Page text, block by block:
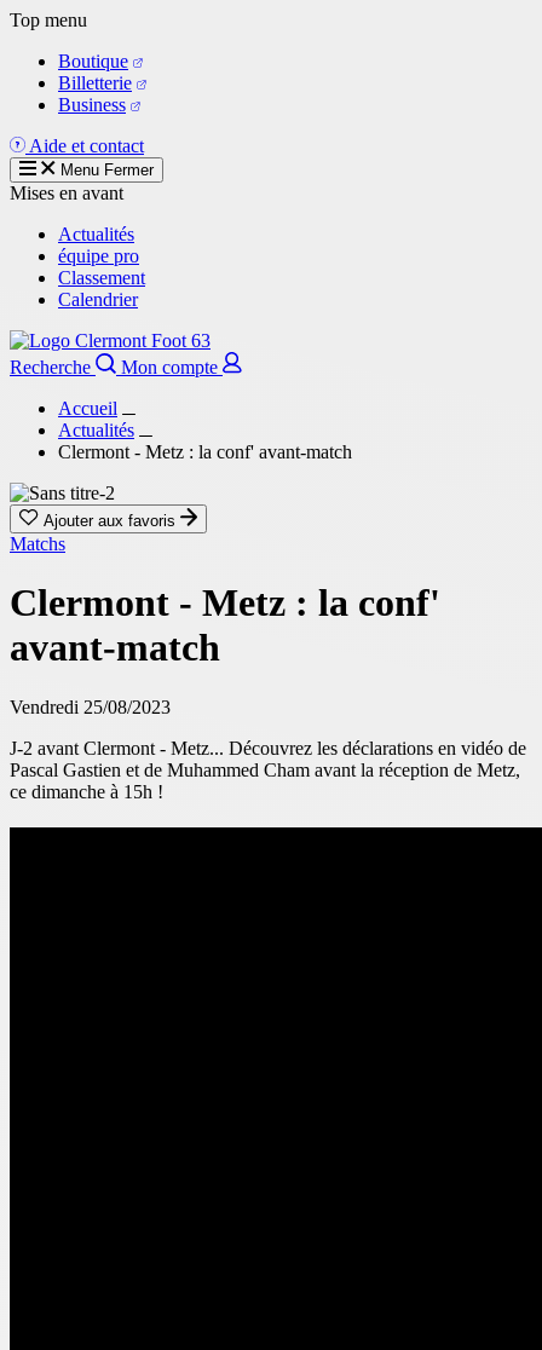
Aller
contenu
principal
Top menu
Boutique
Billetterie
Business
Aide et contact
Menu Fermer
Mises en avant
Actualités
équipe pro
Classement
Calendrier
Recherche
Mon compte
Accueil
Actualités
Clermont - Metz : la conf' avant-match
Ajouter aux favoris
Matchs
Clermont - Metz : la conf'
avant-match
Vendredi 25/08/2023
J-2 avant Clermont - Metz... Découvrez les déclarations en vidéo de
Pascal Gastien et de Muhammed Cham avant la réception de Metz,
ce dimanche à 15h !